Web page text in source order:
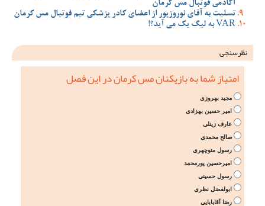
آکادمی فوتبال مس کرمان
تسلیت به آقای نوروزپور از اعضای کادر پزشکی تیم فوتبال مس کرمان
VAR به لیگ یک می آید؟!
نظرسنجی
امتیاز شما به بازیکنان مس کرمان در این فصل
مجید بهروزی
امیر حسین بهزادی
عارف زینلی
صالح محمدی
رسول منوچهری
امیرحسین پورمحمد
رسول حسینی
ابولفضل نظری
رضا آقابابایی